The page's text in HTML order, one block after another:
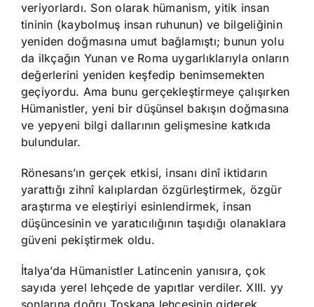
veriyorlardı. Son olarak hümanism, yitik insan
tininin (kaybolmuş insan ruhunun) ve bilgeliğinin
yeniden doğmasına umut bağlamıştı; bunun yolu
da ilkçağın Yunan ve Roma uygarlıklarıyla onların
değerlerini yeniden keşfedip benimsemekten
geçiyordu. Ama bunu gerçekleştirmeye çalışırken
Hümanistler, yeni bir düşünsel bakışın doğmasına
ve yepyeni bilgi dallarının gelişmesine katkıda
bulundular.
Rönesans’ın gerçek etkisi, insanı dinî iktidarın
yarattığı zihnî kalıplardan özgürleştirmek, özgür
araştırma ve eleştiriyi esinlendirmek, insan
düşüncesinin ve yaratıcılığının taşıdığı olanaklara
güveni pekiştirmek oldu.
İtalya’da Hümanistler Latincenin yanısıra, çok
sayıda yerel lehçede de yapıtlar verdiler. XIII. yy
sonlarına doğru Toskana lehçesinin giderek